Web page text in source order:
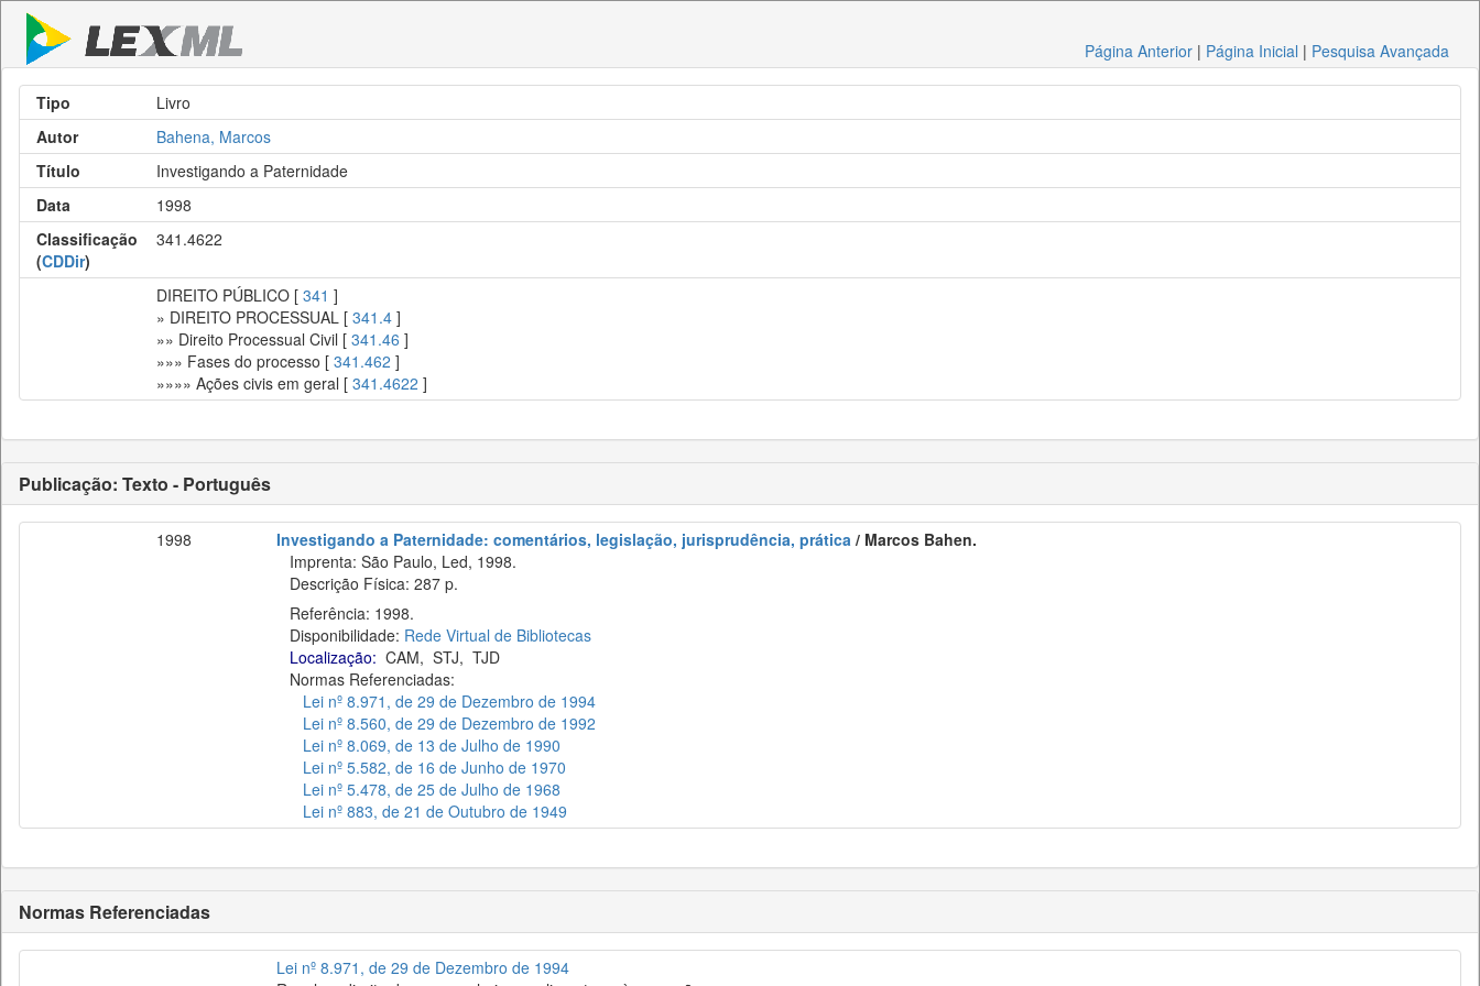
Página Anterior | Página Inicial | Pesquisa Avançada
Tipo
Livro
Autor
Bahena, Marcos
Título
Investigando a Paternidade
Data
1998
Classificação
(CDDir)
341.4622
DIREITO PÚBLICO [ 341 ]
» DIREITO PROCESSUAL [ 341.4 ]
»» Direito Processual Civil [ 341.46 ]
»»» Fases do processo [ 341.462 ]
»»»» Ações civis em geral [ 341.4622 ]
Publicação: Texto - Português
1998 Investigando a Paternidade: comentários, legislação, jurisprudência, prática / Marcos Bahen.
Imprenta: São Paulo, Led, 1998.
Descrição Física: 287 p.
Referência: 1998.
Disponibilidade: Rede Virtual de Bibliotecas
Localização: CAM, STJ, TJD
Normas Referenciadas:
Lei nº 8.971, de 29 de Dezembro de 1994
Lei nº 8.560, de 29 de Dezembro de 1992
Lei nº 8.069, de 13 de Julho de 1990
Lei nº 5.582, de 16 de Junho de 1970
Lei nº 5.478, de 25 de Julho de 1968
Lei nº 883, de 21 de Outubro de 1949
Normas Referenciadas
Lei nº 8.971, de 29 de Dezembro de 1994